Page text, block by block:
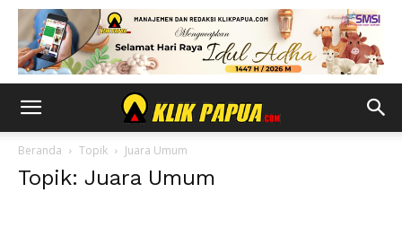
Beranda Topik Juara Umum
Topik: Juara Umum